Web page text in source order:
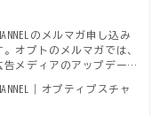
のメルマガ申し込み
。オプトのメルマガでは、
告メディアのアップデート
ジタルマーケティング事
ー開催案内などデジタルマ
｜オプティプスチャ